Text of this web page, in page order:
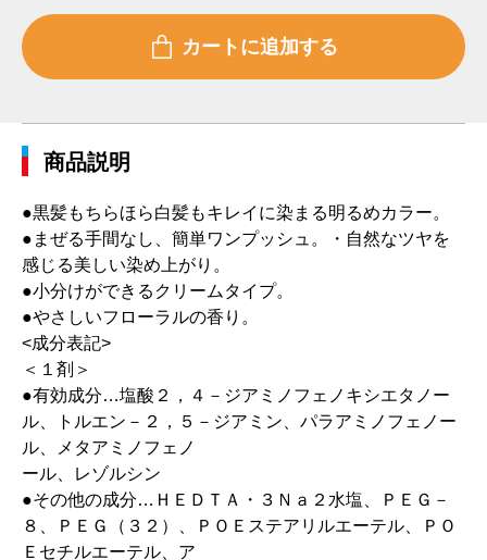
商品説明
●黒髪もちらほら白髪もキレイに染まる明るめカラー。
●まぜる手間なし、簡単ワンプッシュ。・自然なツヤを
感じる美しい染め上がり。
●小分けができるクリームタイプ。
●やさしいフローラルの香り。
<成分表記>
＜１剤＞
●有効成分…塩酸２，４－ジアミノフェノキシエタノー
ル、トルエン－２，５－ジアミン、パラアミノフェノー
ル、メタアミノフェノ
ール、レゾルシン
●その他の成分…ＨＥＤＴＡ・３Ｎａ２水塩、ＰＥＧ－
８、ＰＥＧ（３２）、ＰＯＥステアリルエーテル、ＰＯ
Ｅセチルエーテル、ア